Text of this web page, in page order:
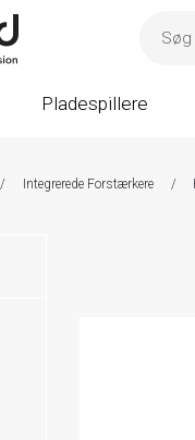
Pladespillere
/ Integrerede Forstærkere /